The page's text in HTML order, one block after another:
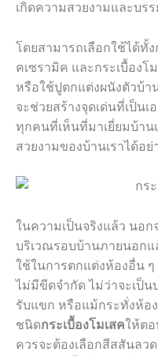
เกิดความสวยงามและบร
โดยสามารถเลือกใช้ได้ทั้ง
คเซรามิค และกระเบื้องโ
หรือใช้ปูตกแต่งผนังตัวบ้า
จะช่วยสร้างจุดเด่นที่เป็น
ทุกคนที่เห็นที่มาเยี่ยมบ้าน
สวยงามของบ้านเราได้อ
ในความเป็นจริงแล้ว นอ
บริเวณรอบบ้านภายนอกแ
ใช้ในการตกแต่งห้องอื่น
ไม่มีขีดจำกัด ไม่ว่าจะเป็น
รับแขก หรือแม้กระทั่งห้อ
ชนิดกระเบื้องโมเสคให้ตอ
ควรจะต้องเลือกสีสสันลว